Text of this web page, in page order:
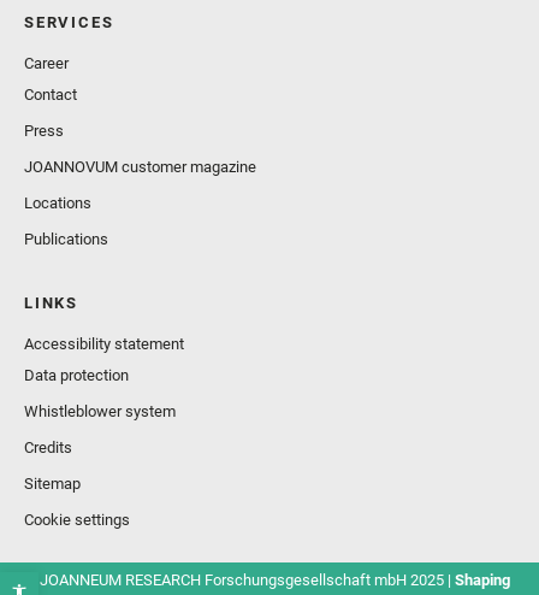
SERVICES
Career
Contact
Press
JOANNOVUM customer magazine
Locations
Publications
LINKS
Accessibility statement
Data protection
Whistleblower system
Credits
Sitemap
Cookie settings
© JOANNEUM RESEARCH Forschungsgesellschaft mbH 2025 | Shaping